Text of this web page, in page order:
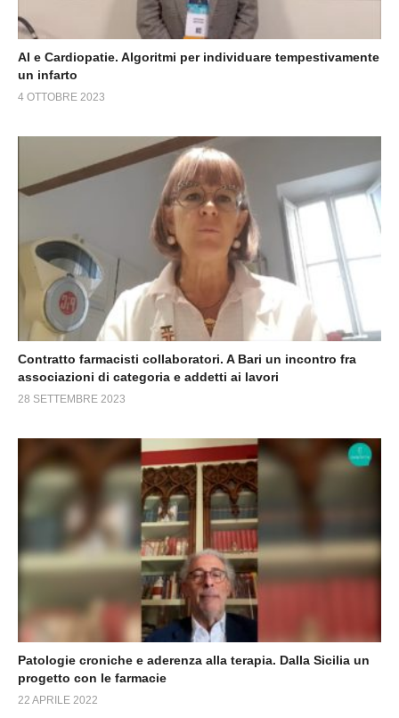
AI e Cardiopatie. Algoritmi per individuare tempestivamente
un infarto
4 OTTOBRE 2023
Contratto farmacisti collaboratori. A Bari un incontro fra
associazioni di categoria e addetti ai lavori
28 SETTEMBRE 2023
Patologie croniche e aderenza alla terapia. Dalla Sicilia un
progetto con le farmacie
22 APRILE 2022